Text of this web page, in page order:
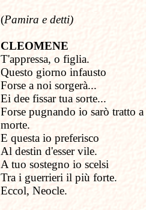
(Pamira e detti)
CLEOMENE
T'appressa, o figlia.
Questo giorno infausto
Forse a noi sorgerà...
Ei dee fissar tua sorte...
Forse pugnando io sarò tratto a
morte.
E questa io preferisco
Al destin d'esser vile.
A tuo sostegno io scelsi
Tra i guerrieri il più forte.
Eccol, Neocle.